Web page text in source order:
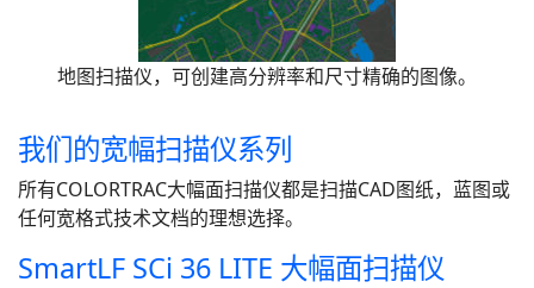
地图扫描仪，可创建高分辨率和尺寸精确的图像。
我们的宽幅扫描仪系列
所有COLORTRAC大幅面扫描仪都是扫描CAD图纸，蓝图或
任何宽格式技术文档的理想选择。
SmartLF SCi 36 LITE 大幅面扫描仪